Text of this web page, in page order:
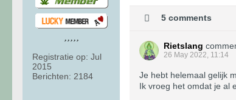
Registratie op: Jul
2015
Berichten: 2184
5 comments
Rietslang
26 May 2022, 11:14
Je hebt helemaal gelijk
Ik vroeg het omdat je al